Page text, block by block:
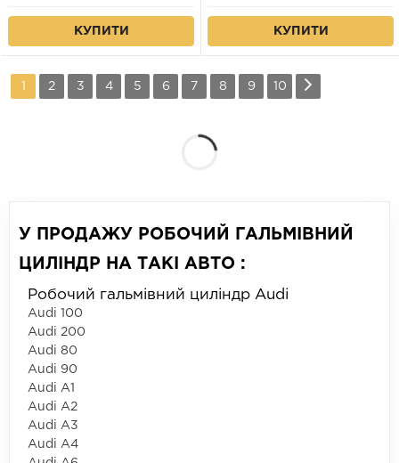
КУПИТИ КУПИТИ
1 2 3 4 5 6 7 8 9 10
У ПРОДАЖУ РОБОЧИЙ ГАЛЬМІВНИЙ
ЦИЛІНДР НА ТАКІ АВТО :
Робочий гальмівний циліндр Audi
Audi 100
Audi 200
Audi 80
Audi 90
Audi A1
Audi A2
Audi A3
Audi A4